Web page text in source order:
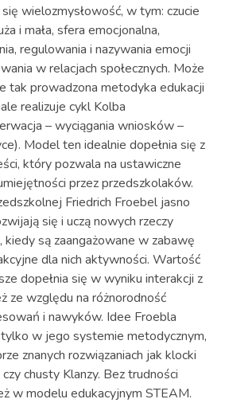
wielozmysłowość, w tym: czucie
i mała, sfera emocjonalna,
regulowania i nazywania emocji
w relacjach społecznych. Może
tak prowadzona metodyka edukacji
realizuje cykl Kolba
– wyciągania wniosków –
Model ten idealnie dopełnia się z
który pozwala na ustawiczne
przez przedszkolaków.
Friedrich Froebel jasno
się i uczą nowych rzeczy
kiedy są zaangażowane w zabawę
dla nich aktywności. Wartość
dopełnia się w wyniku interakcji z
ze względu na różnorodność
i nawyków. Idee Froebla
w jego systemie metodycznym,
znanych rozwiązaniach jak klocki
chusty Klanzy. Bez trudności
w modelu edukacyjnym STEAM.